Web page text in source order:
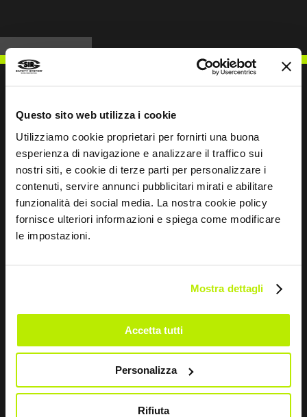
Questo sito web utilizza i cookie
Utilizziamo cookie proprietari per fornirti una buona
esperienza di navigazione e analizzare il traffico sui
nostri siti, e cookie di terze parti per personalizzare i
contenuti, servire annunci pubblicitari mirati e abilitare
funzionalità dei social media. La nostra cookie policy
fornisce ulteriori informazioni e spiega come modificare
le impostazioni.
Mostra dettagli
Accetta tutti
Personalizza
Rifiuta
ESCREVER PARA NÓS
Mantemo-nos em contacto
this
Li a Política de Privacidade
Dou o meu consentimento para o tratamento dos
dados para fins de Marketing e para receber